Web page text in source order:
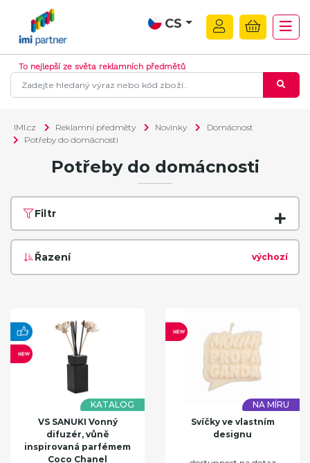
CS
To nejlepší ze světa reklamních předmětů
IMI.cz Reklamní předměty Novinky
Domácnost
Potřeby do domácnosti
Potřeby do domácnosti
Filtr
Řazení výchozí
KATALOG
VS SANUKI Vonný
difuzér, vůně
inspirovaná parfémem
Coco Chanel
NA MÍRU
Svíčky ve vlastním
designu